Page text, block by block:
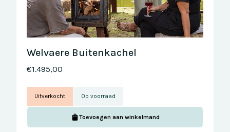
Welvaere Buitenkachel
€1.495,00
Uitverkocht Op voorraad
Toevoegen aan winkelmand